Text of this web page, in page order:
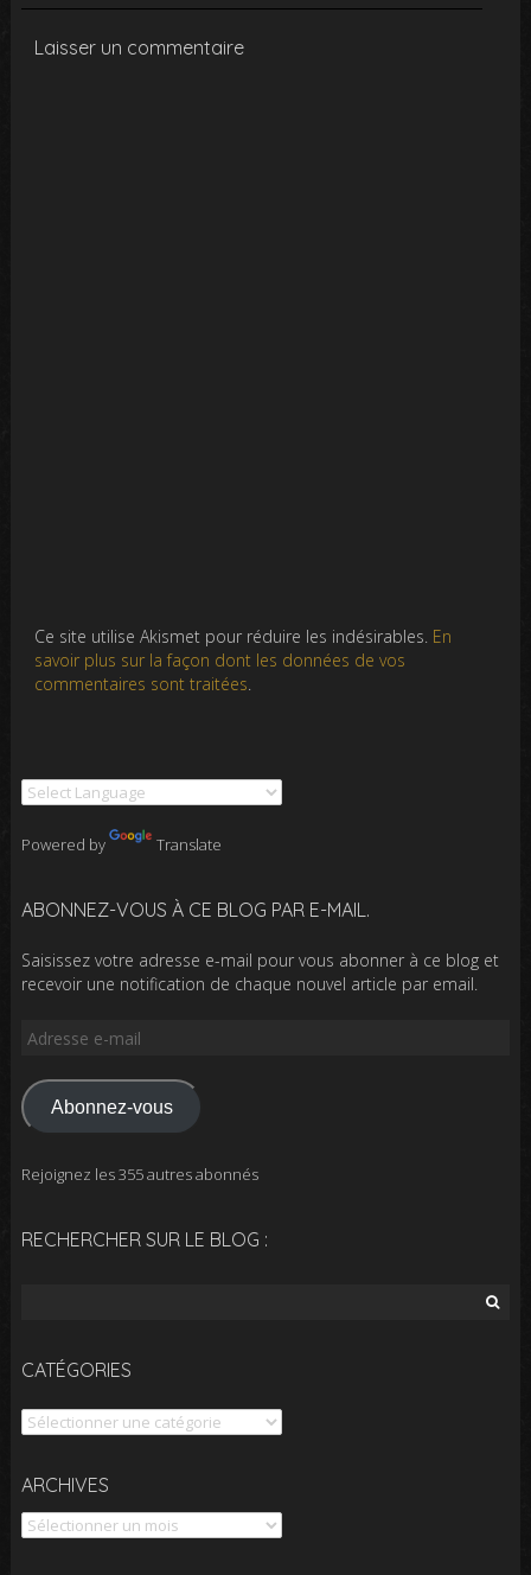
Laisser un commentaire
Ce site utilise Akismet pour réduire les indésirables. En
savoir plus sur la façon dont les données de vos
commentaires sont traitées.
Powered by Translate
ABONNEZ-VOUS À CE BLOG PAR E-MAIL.
Saisissez votre adresse e-mail pour vous abonner à ce blog et
recevoir une notification de chaque nouvel article par email.
Adresse
mail
Abonnez-vous
Rejoignez les 355 autres abonnés
RECHERCHER SUR LE BLOG :
CATÉGORIES
Catégories
ARCHIVES
Archives